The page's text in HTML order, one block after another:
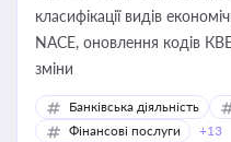
класифікації видів
NACE, оновлення кодів
зміни
Банківська діяльність
Фінансові послуги
+13